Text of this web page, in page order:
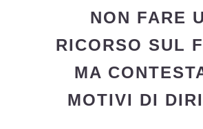
NON FARE
RICORSO SUL
MA
MOTIVI DI